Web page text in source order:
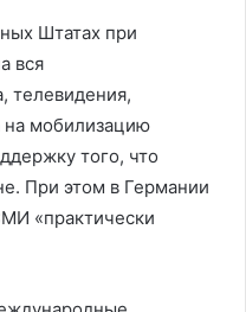
Штатах при
вся
телевидения,
на мобилизацию
того, что
При этом в Германии
«практически